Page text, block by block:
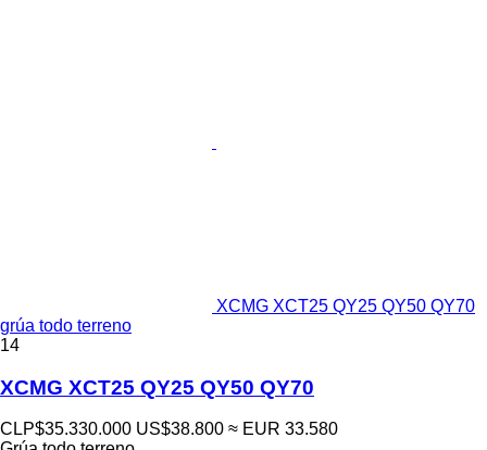
XCMG XCT25 QY25 QY50 QY70
grúa todo terreno
14
XCMG XCT25 QY25 QY50 QY70
CLP$35.330.000 US$38.800 ≈ EUR 33.580